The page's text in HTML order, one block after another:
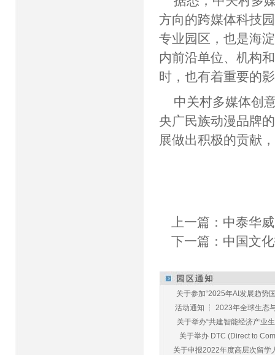
方向的跨媒体科技
专业园区，也是海
内前沿单位、机构
时，也有着重要的
中关村多媒体创
央广民族动漫品牌
展做出积极的贡献
上一篇： 中泰华
下一篇： 中国文
关于参加“2025年AI发展趋势
活动通知 ┆ 2023年全球生态
关于举办“共建智能经济产业
关于举办 DTC (Direct to
关于申报2022年度高层次留学